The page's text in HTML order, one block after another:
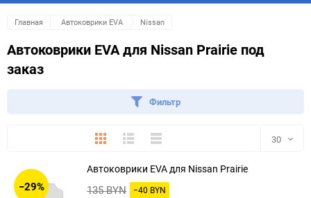
Главная Автоковрики EVA Nissan
Автоковрики EVA для Nissan Prairie под
заказ
Фильтр
ПлиткаПодробноКомпактно 30
−29%
Автоковрики EVA для Nissan Prairie
135 BYN −40 BYN